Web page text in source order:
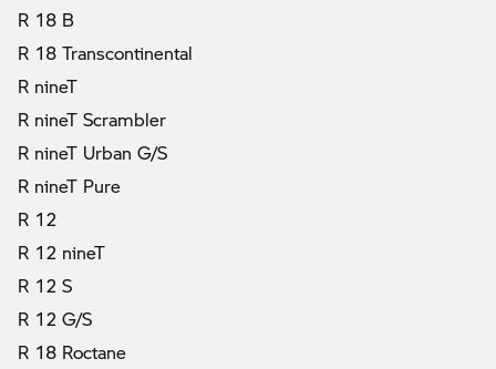
R 18 B
R 18 Transcontinental
R nineT
R nineT Scrambler(актуални)
R nineT Urban G/S
R nineT Pure
R 12
R 12 nineT
R 12 S
R 12 G/S
R 18 Roctane